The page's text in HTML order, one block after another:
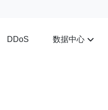
DDoS 数据中心